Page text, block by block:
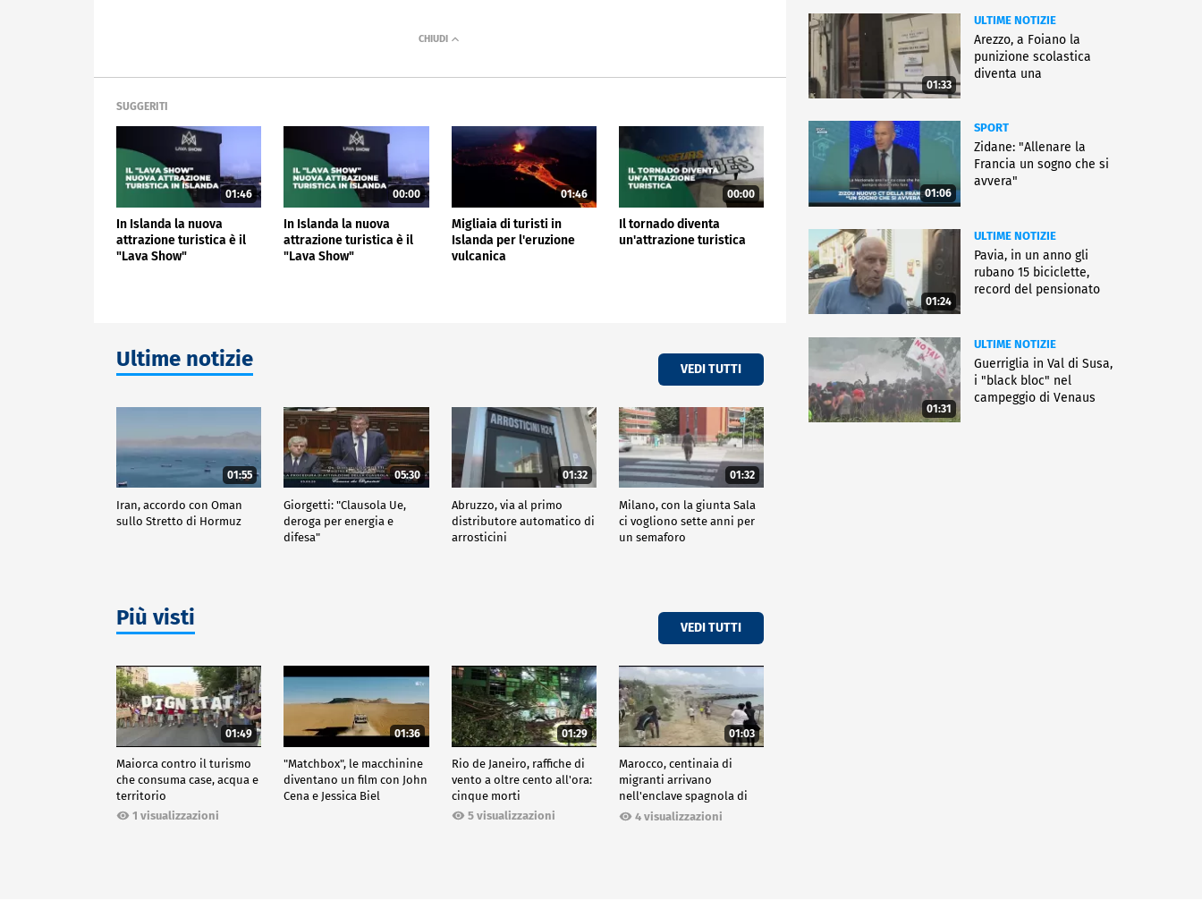
SUGGERITI
01:46
In Islanda la nuova
attrazione turistica è il
"Lava Show"
00:00
In Islanda la nuova
attrazione turistica è il
"Lava Show"
01:46
Migliaia di turisti in
Islanda per l'eruzione
vulcanica
00:00
Il tornado diventa
un'attrazione turistica
Ultime notizie VEDI TUTTI
01:55
Iran, accordo con Oman
sullo Stretto di Hormuz
05:30
Giorgetti: "Clausola Ue,
deroga per energia e
difesa"
01:32
Abruzzo, via al primo
distributore automatico di
arrosticini
01:32
Milano, con la giunta Sala
ci vogliono sette anni per
un semaforo
Più visti VEDI TUTTI
01:49
Maiorca contro il turismo
che consuma case, acqua e
territorio
1 visualizzazioni
01:36
"Matchbox", le macchinine
diventano un film con John
Cena e Jessica Biel
01:29
Rio de Janeiro, raffiche di
vento a oltre cento all'ora:
cinque morti
5 visualizzazioni
01:03
Marocco, centinaia di
migranti arrivano
nell'enclave spagnola di
Ceuta4 visualizzazioni
01:33
ULTIME NOTIZIE
Arezzo, a Foiano la
punizione scolastica
diventa una
01:06
SPORT
Zidane: "Allenare la
Francia un sogno che si
avvera"
01:24
ULTIME NOTIZIE
Pavia, in un anno gli
rubano 15 biciclette,
record del pensionato
01:31
ULTIME NOTIZIE
Guerriglia in Val di Susa,
i "black bloc" nel
campeggio di Venaus